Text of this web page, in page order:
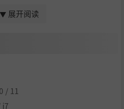
过简单的操作避开障碍物或击倒
器，或是穿戴敌人掉落的装备来
战体力和时间的极限，看看自己
展开阅读
/ 11
i7